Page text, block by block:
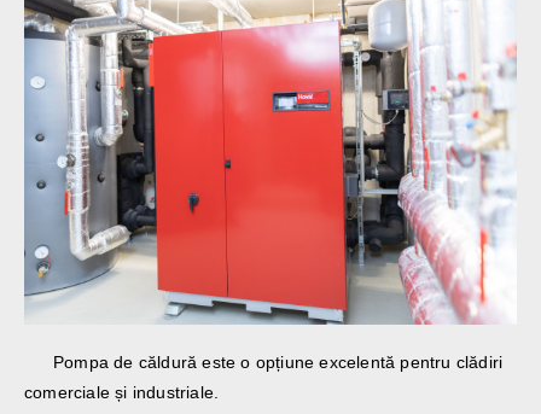
Pompa de căldură este o opțiune excelentă pentru clădiri
comerciale și industriale.